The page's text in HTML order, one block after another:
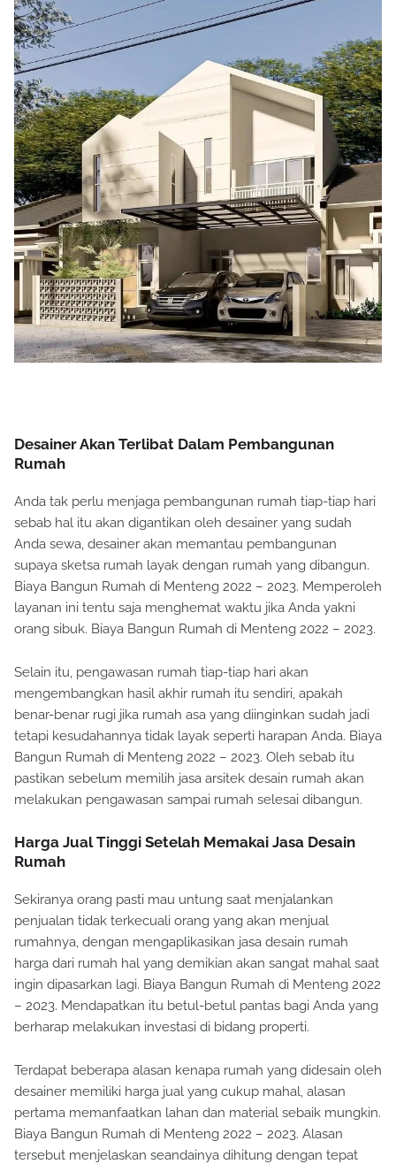
Desainer Akan Terlibat Dalam Pembangunan
Rumah
Anda tak perlu menjaga pembangunan rumah tiap-tiap hari
sebab hal itu akan digantikan oleh desainer yang sudah
Anda sewa, desainer akan memantau pembangunan
supaya sketsa rumah layak dengan rumah yang dibangun.
Biaya Bangun Rumah di Menteng 2022 – 2023. Memperoleh
layanan ini tentu saja menghemat waktu jika Anda yakni
orang sibuk. Biaya Bangun Rumah di Menteng 2022 – 2023.
Selain itu, pengawasan rumah tiap-tiap hari akan
mengembangkan hasil akhir rumah itu sendiri, apakah
benar-benar rugi jika rumah asa yang diinginkan sudah jadi
tetapi kesudahannya tidak layak seperti harapan Anda. Biaya
Bangun Rumah di Menteng 2022 – 2023. Oleh sebab itu
pastikan sebelum memilih jasa arsitek desain rumah akan
melakukan pengawasan sampai rumah selesai dibangun.
Harga Jual Tinggi Setelah Memakai Jasa Desain
Rumah
Sekiranya orang pasti mau untung saat menjalankan
penjualan tidak terkecuali orang yang akan menjual
rumahnya, dengan mengaplikasikan jasa desain rumah
harga dari rumah hal yang demikian akan sangat mahal saat
ingin dipasarkan lagi. Biaya Bangun Rumah di Menteng 2022
– 2023. Mendapatkan itu betul-betul pantas bagi Anda yang
berharap melakukan investasi di bidang properti.
Terdapat beberapa alasan kenapa rumah yang didesain oleh
desainer memiliki harga jual yang cukup mahal, alasan
pertama memanfaatkan lahan dan material sebaik mungkin.
Biaya Bangun Rumah di Menteng 2022 – 2023. Alasan
tersebut menjelaskan seandainya dihitung dengan tepat